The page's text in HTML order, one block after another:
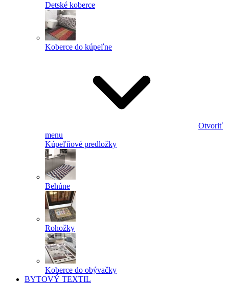
Detské koberce
Koberce do kúpeľne
Otvoriť
menu
Kúpeľňové predložky
Behúne
Rohožky
Koberce do obývačky
BYTOVÝ TEXTIL